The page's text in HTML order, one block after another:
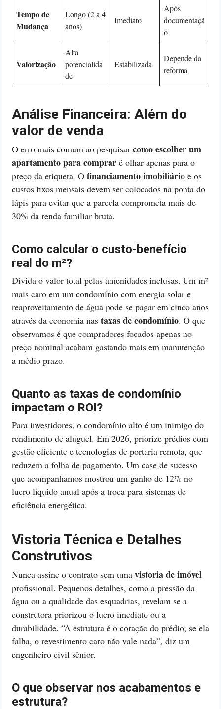
Tempo de
Mudança
Longo (2 a 4
anos)
Imediato
Após
documentaçã
o
Valorização
Alta
potencialida
de
Estabilizada
Depende da
reforma
Análise Financeira: Além do
valor de venda
O erro mais comum ao pesquisar como escolher um
apartamento para comprar é olhar apenas para o
preço da etiqueta. O financiamento imobiliário e os
custos fixos mensais devem ser colocados na ponta do
lápis para evitar que a parcela comprometa mais de
30% da renda familiar bruta.
Como calcular o custo-benefício
real do m²?
Divida o valor total pelas amenidades inclusas. Um m²
mais caro em um condomínio com energia solar e
reaproveitamento de água pode se pagar em cinco anos
através da economia nas taxas de condomínio. O que
observamos é que compradores focados apenas no
preço nominal acabam gastando mais em manutenção
a médio prazo.
Quanto as taxas de condomínio
impactam o ROI?
Para investidores, o condomínio alto é um inimigo do
rendimento de aluguel. Em 2026, priorize prédios com
gestão eficiente e tecnologias de portaria remota, que
reduzem a folha de pagamento. Um case de sucesso
que acompanhamos mostrou um ganho de 12% no
lucro líquido anual após a troca para sistemas de
eficiência energética.
Vistoria Técnica e Detalhes
Construtivos
Nunca assine o contrato sem uma vistoria de imóvel
profissional. Pequenos detalhes, como a pressão da
água ou a qualidade das esquadrias, revelam se a
construtora priorizou o lucro imediato ou a
durabilidade. “A estrutura é o coração do prédio; se ela
falha, o revestimento caro não vale nada”, diz um
engenheiro civil sênior.
O que observar nos acabamentos e
estrutura?